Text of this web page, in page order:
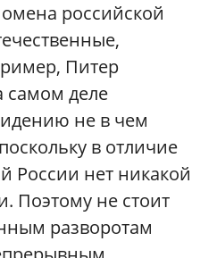
российской
Питер
деле
не в чем
в отличие
России нет никакой
Поэтому не стоит
разворотам